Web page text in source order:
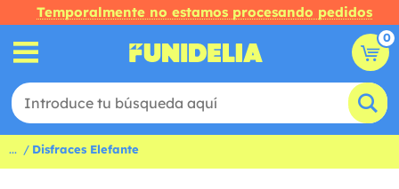
Temporalmente no estamos procesando pedidos
0
... Disfraces Elefante